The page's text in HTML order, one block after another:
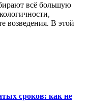
всё большую
возведения. В этой
сроков: как не